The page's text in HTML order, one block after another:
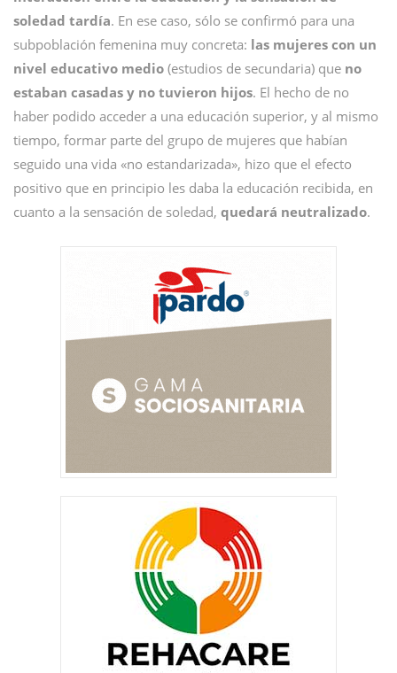
soledad tardía. En ese caso, sólo se confirmó para una
subpoblación femenina muy concreta: las mujeres con un
nivel educativo medio (estudios de secundaria) que no
estaban casadas y no tuvieron hijos. El hecho de no
haber podido acceder a una educación superior, y al mismo
tiempo, formar parte del grupo de mujeres que habían
seguido una vida «no estandarizada», hizo que el efecto
positivo que en principio les daba la educación recibida, en
cuanto a la sensación de soledad, quedará neutralizado.